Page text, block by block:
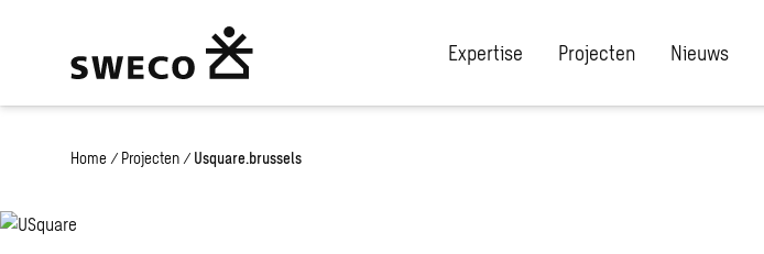
Expertise Projecten Nieuws
Home / Projecten / Usquare.brussels